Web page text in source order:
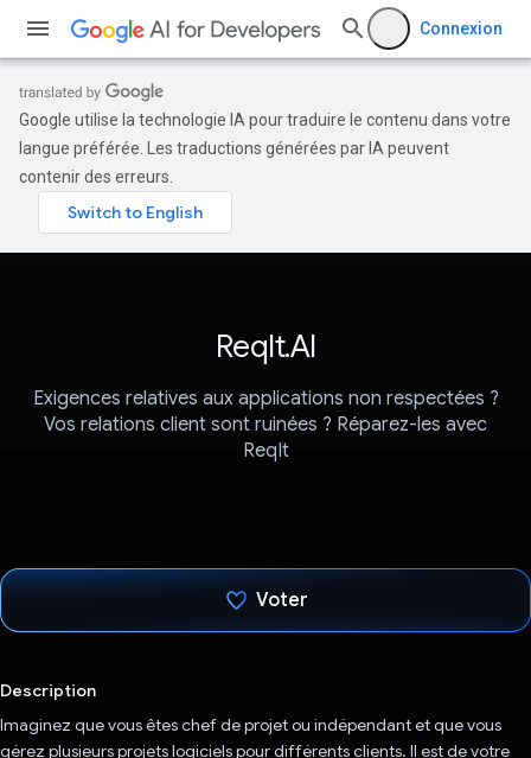
Connexion
Google utilise la technologie IA pour traduire le contenu dans votre
langue préférée. Les traductions générées par IA peuvent
contenir des erreurs.
ReqIt.AI
Exigences relatives aux applications non respectées ?
Vos relations client sont ruinées ? Réparez-les avec
ReqIt
Voter
Description
Imaginez que vous êtes chef de projet ou indépendant et que vous
gérez plusieurs projets logiciels pour différents clients. Il est de votre